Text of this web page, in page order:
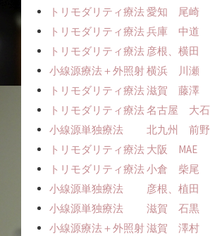
トリモダリティ療法 愛知 尾崎
トリモダリティ療法 兵庫 中道
トリモダリティ療法 彦根、横田
小線源療法＋外照射 横浜 川瀬
トリモダリティ療法 滋賀 藤澤
トリモダリティ療法 名古屋 大石
小線源単独療法 北九州 前野
トリモダリティ療法 大阪 MAE
トリモダリティ療法 小倉 柴尾
小線源単独療法 彦根、植田
小線源単独療法 滋賀 石黒
小線源療法＋外照射 滋賀 澤村